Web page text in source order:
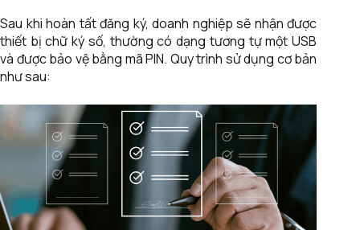
Sau khi hoàn tất đăng ký, doanh nghiệp sẽ nhận được
thiết bị chữ ký số, thường có dạng tương tự một USB
và được bảo vệ bằng mã PIN. Quy trình sử dụng cơ bản
như sau: